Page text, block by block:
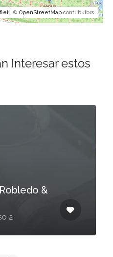
| © OpenStreetMap contributors
Interesar estos
&
2